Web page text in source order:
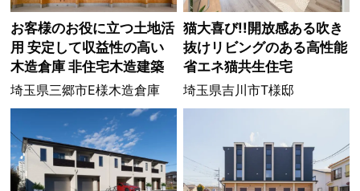
お客様のお役に立つ土地活
用 安定して収益性の高い
木造倉庫 非住宅木造建築
埼玉県三郷市E様木造倉庫
猫大喜び!!開放感ある吹き
抜けリビングのある高性能
省エネ猫共生住宅
埼玉県吉川市T様邸